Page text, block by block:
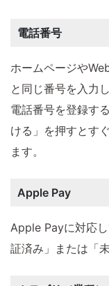
電話番号
ホームページや
と同じ番号を入力
電話番号を登録す
ける」を押すとす
ます。
Apple Pay
Apple Payに対応
証済み」または「